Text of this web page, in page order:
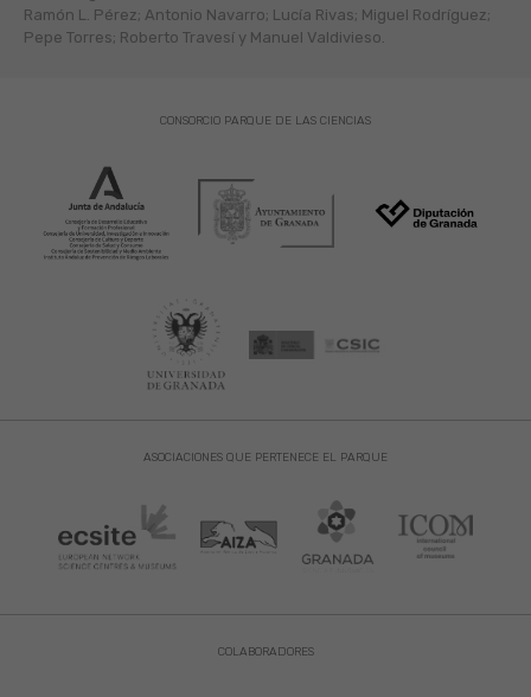
Ramón L. Pérez; Antonio Navarro; Lucía Rivas; Miguel Rodríguez;
Pepe Torres; Roberto Travesí y Manuel Valdivieso.
ASOCIACIONES QUE PERTENECE EL PARQUE
CONSORCIO PARQUE DE LAS CIENCIAS
COLABORADORES